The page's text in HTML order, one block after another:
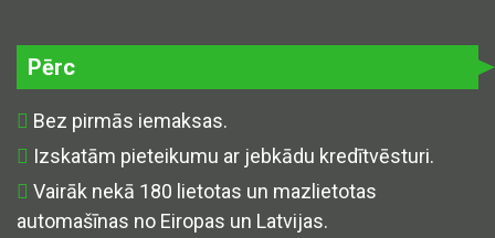
Pērc
Bez pirmās iemaksas.
Izskatām pieteikumu ar jebkādu kredītvēsturi.
Vairāk nekā 180 lietotas un mazlietotas
automašīnas no Eiropas un Latvijas.